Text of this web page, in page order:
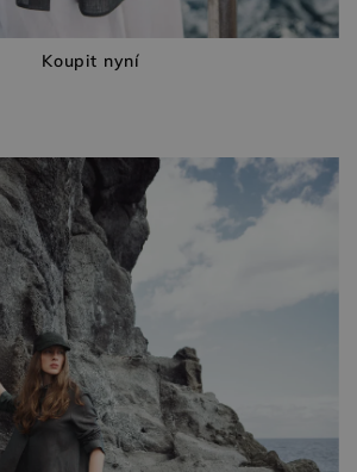
Koupit nyní